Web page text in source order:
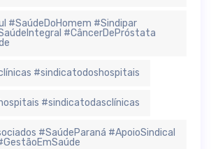
#SaúdeDoHomem #Sindipar
#CâncerDePróstata
#sindicatodoshospitais
#sindicatodasclínicas
#SaúdeParaná #ApoioSindical